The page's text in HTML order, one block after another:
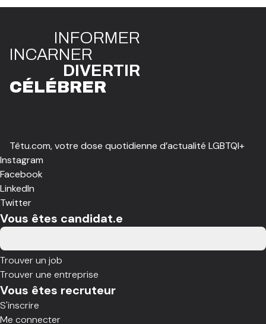
INFORMER
INCARNER
DIVERTIR
CÉLÉBRER
Têtu.com, votre dose quotidienne d’actualité LGBTQI+
Instagram
Facebook
LinkedIn
Twitter
Vous êtes candidat.e
Trouver un job
Trouver une entreprise
Vous êtes recruteur
S'inscrire
Me connecter